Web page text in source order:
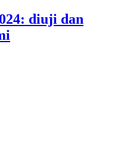
diuji dan